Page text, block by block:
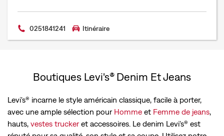
0251841241 Itinéraire
Boutiques Levi's® Denim Et Jeans
Levi's® incarne le style américain classique, facile à porter,
avec une ample sélection pour Homme et Femme de jeans,
hauts, vestes truckeret accessoires. Le denim Levi's® est